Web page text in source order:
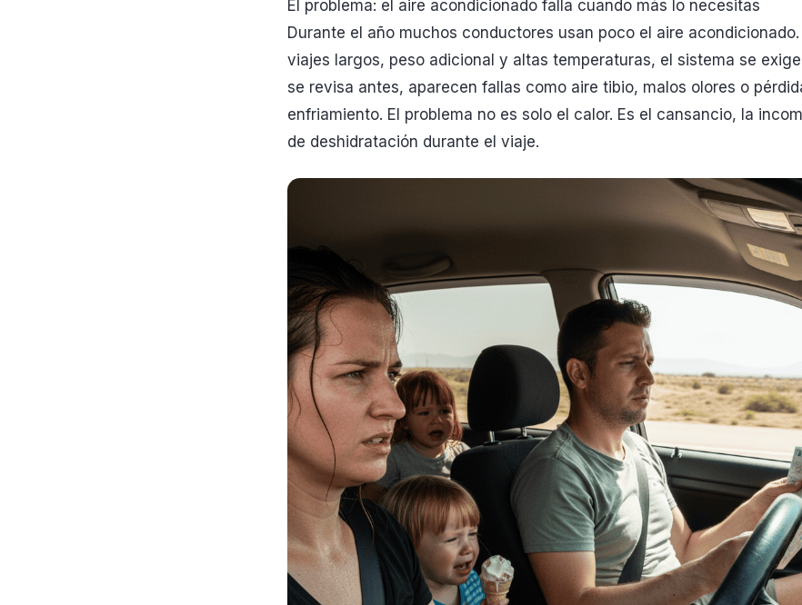
El problema: el aire acondicionado falla cuando más lo necesitas
Durante el año muchos conductores usan poco el aire
viajes largos, peso adicional y altas temperaturas, el sistema se
se revisa antes, aparecen fallas como aire tibio, malos olores o
enfriamiento. El problema no es solo el calor. Es el cansancio, la
de deshidratación durante el viaje.